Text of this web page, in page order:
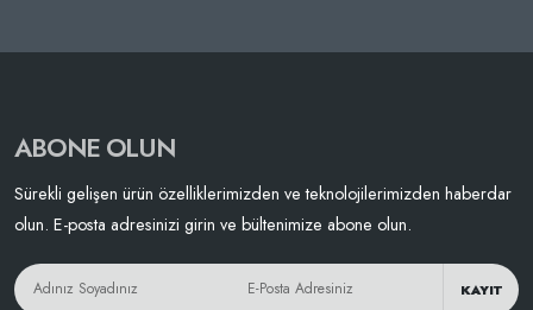
ABONE OLUN
Sürekli gelişen ürün özelliklerimizden ve teknolojilerimizden haberdar
olun. E-posta adresinizi girin ve bültenimize abone olun.
KAYIT